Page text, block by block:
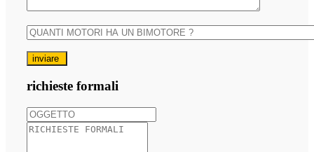
inviare
richieste formali